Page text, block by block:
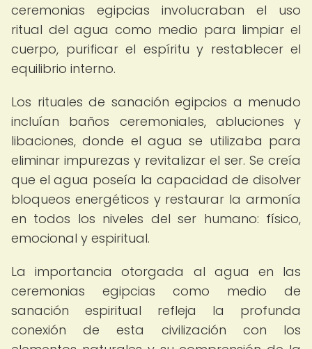
ceremonias egipcias involucraban el uso
ritual del agua como medio para limpiar el
cuerpo, purificar el espíritu y restablecer el
equilibrio interno.
Los rituales de sanación egipcios a menudo
incluían baños ceremoniales, abluciones y
libaciones, donde el agua se utilizaba para
eliminar impurezas y revitalizar el ser. Se creía
que el agua poseía la capacidad de disolver
bloqueos energéticos y restaurar la armonía
en todos los niveles del ser humano: físico,
emocional y espiritual.
La importancia otorgada al agua en las
ceremonias egipcias como medio de
sanación espiritual refleja la profunda
conexión de esta civilización con los